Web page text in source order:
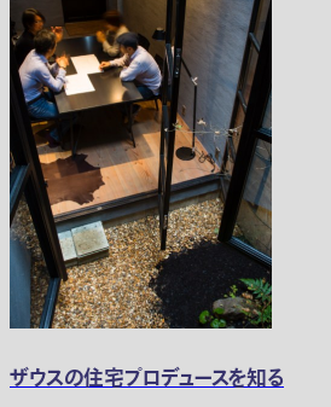
ザウスの住宅プロデュースを知る